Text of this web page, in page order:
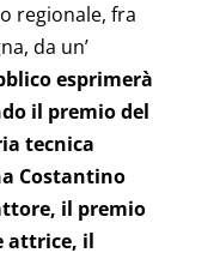
regionale, fra
da un’
esprimerà
il premio del
tecnica
Costantino
il premio
attrice, il